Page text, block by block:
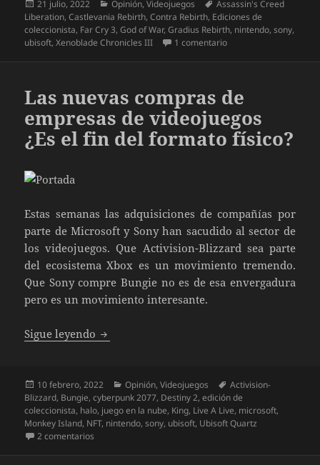
Publicado
el
21 julio, 2022 Categorías
Opinión,Videojuegos Etiquetas
Assassin's Creed
Liberation,Castlevania Rebirth,Contra Rebirth, Ediciones de
coleccionista, Far Cry 3,God of War,Gradius Rebirth, nintendo,sony,
ubisoft,Xenoblade Chronicles III 1 comentarioen Nos la están
Las nuevas compras de
empresas de videojuegos
¿Es el fin del formato físico?
Estas semanas las adquisiciones de compañías por
parte de Microsoft y Sony han sacudido al sector de
los videojuegos. Que Activision-Blizzard sea parte
del ecosistema Xbox es un movimiento tremendo.
Que Sony compre Bungie no es de esa envergadura
pero es un movimiento interesante.
Sigue leyendo Las nuevas compras de empresas de
Publicado
el
10 febrero, 2022 Categorías
Opinión,Videojuegos Etiquetas
Activision-
Blizzard, Bungie,cyberpunk 2077, Destiny 2,edición de
coleccionista, halo, juego en la nube, King, Live A Live, microsoft,
Monkey Island, NFT, nintendo,sony, ubisoft, Ubisoft Quartz
2 comentarios